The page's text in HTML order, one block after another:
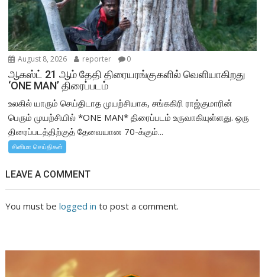
August 8, 2026 reporter 0
ஆகஸ்ட் 21 ஆம் தேதி திரையரங்குகளில் வெளியாகிறது
‘ONE MAN’ திரைப்படம்
உலகில் யாரும் செய்திடாத முயற்சியாக, சங்ககிரி ராஜ்குமாரின்
பெரும் முயற்சியில் *ONE MAN* திரைப்படம் உருவாகியுள்ளது. ஒரு
திரைப்படத்திற்குத் தேவையான 70-க்கும்...
சினிமா செய்திகள்
LEAVE A COMMENT
You must belogged in to post a comment.